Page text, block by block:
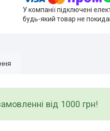
У компанії підключені
будь-який товар не
від 1000 грн!